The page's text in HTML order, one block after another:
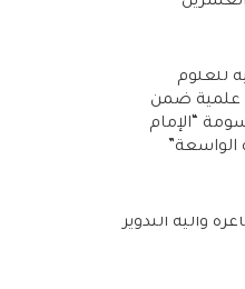
للعلوم
علمية ضمن
“الإمام
وآلية التدوير